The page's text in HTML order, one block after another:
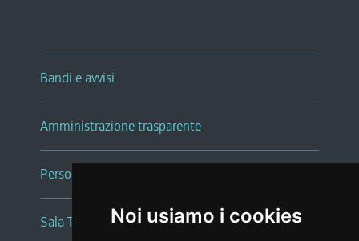
Noi usiamo i cookies
Bandi e avvisi
Amministrazione trasparente
Persone e Uffici
Sala Tiziano Tessitori